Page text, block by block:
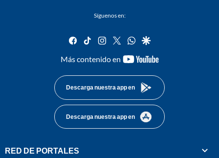
Síguenos en:
facebook
tiktok instagram
twitterwhatsapp
google
Más contenido en
youtube-
Descarga nuestra app en
Descarga nuestra app en
RED DE PORTALES